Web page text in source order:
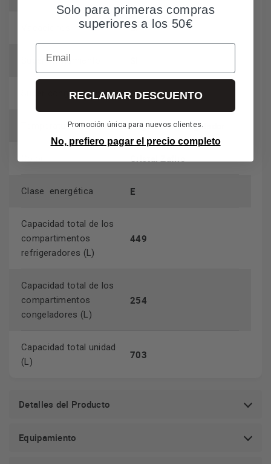
SI
Super enfriamiento
Super congelación SI
Temperatura ajustable Frigorífico-Congelador
Cristal Zafiro
Clase energética E
Capacidad total de los
compartimentos
refrigeradores (L)
449
Capacidad total de los
compartimentos
congeladores (L)
254
Capacidad total unidad
(L)
703
Detalles del Producto
Equipamiento
Solo para primeras compras
superiores a los 50€
Email
RECLAMAR DESCUENTO
Promoción única para nuevos clientes.
No, prefiero pagar el precio completo